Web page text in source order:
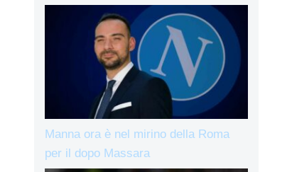
Manna ora è nel mirino della Roma
per il dopo Massara